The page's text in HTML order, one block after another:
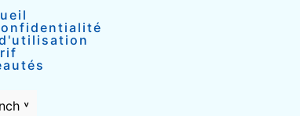
˅